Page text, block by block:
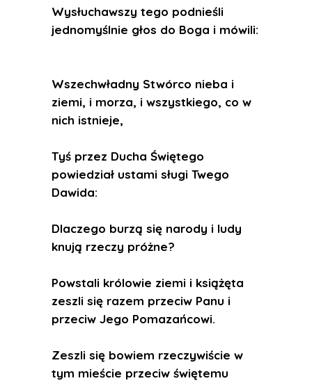
Wysłuchawszy tego podnieśli
jednomyślnie głos do Boga i mówili:
Wszechwładny Stwórco nieba i
ziemi, i morza, i wszystkiego, co w
nich istnieje,
Tyś przez Ducha Świętego
powiedział ustami sługi Twego
Dawida:
Dlaczego burzą się narody i ludy
knują rzeczy próżne?
Powstali królowie ziemi i książęta
zeszli się razem przeciw Panu i
przeciw Jego Pomazańcowi.
Zeszli się bowiem rzeczywiście w
tym mieście przeciw świętemu